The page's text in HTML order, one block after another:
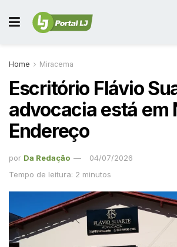
Home Miracema
Escritório Flávio
advocacia está em
Endereço
por Da Redação
04/07/2026
Tempo de leitura: 2 minutos